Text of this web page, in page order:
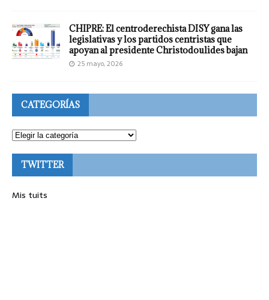
CHIPRE: El centroderechista DISY gana las
legislativas y los partidos centristas que
apoyan al presidente Christodoulides bajan
25 mayo, 2026
CATEGORÍAS
TWITTER
Mis tuits